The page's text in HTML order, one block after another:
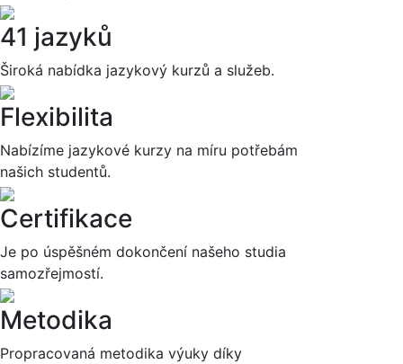
41 jazyků
Široká nabídka jazykový kurzů a služeb.
Flexibilita
Nabízíme jazykové kurzy na míru potřebám
našich studentů.
Certifikace
Je po úspěšném dokončení našeho studia
samozřejmostí.
Metodika
Propracovaná metodika výuky díky